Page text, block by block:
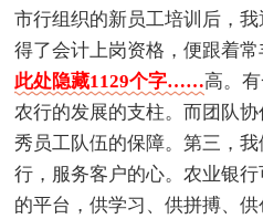
市行组织的新员工培训后，
得了会计上岗资格，便跟着
此处隐藏1129个字……高。
农行的发展的支柱。而团队
秀员工队伍的保障。第三，
行，服务客户的心。农业银
的平台，供学习、供拼搏、供